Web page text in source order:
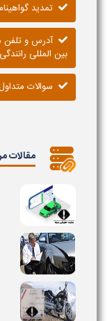
تمدید
آدرس و تلفن
بین المللی رانندگی
سوالات
مقالات